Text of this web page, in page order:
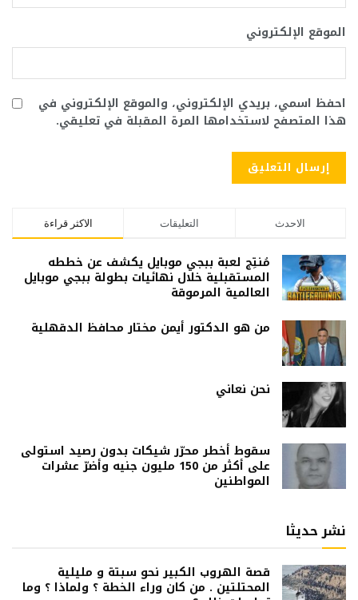
الموقع الإلكتروني
احفظ اسمي، بريدي الإلكتروني، والموقع الإلكتروني في
هذا المتصفح لاستخدامها المرة المقبلة في تعليقي.
الاكثر قراءة التعليقات الاحدث
مُنتِج لعبة ببجي موبايل يكشف عن خططه
المستقبلية خلال نهائيات بطولة ببجي موبايل
العالمية المرموقة
من هو الدكتور أيمن مختار محافظ الدقهلية
نحن نعاني
سقوط أخطر محرّر شيكات بدون رصيد استولى
على أكثر من 150 مليون جنيه وأضرّ عشرات
المواطنين
نشر حديثا
قصة الهروب الكبير نحو سبتة و مليلية
المحتلتين . من كان وراء الخطة ؟ ولماذا ؟ وما